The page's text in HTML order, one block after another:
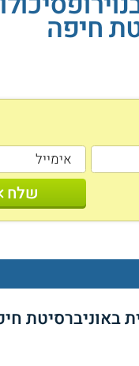
חיפה
שלח
באוניברסיטת